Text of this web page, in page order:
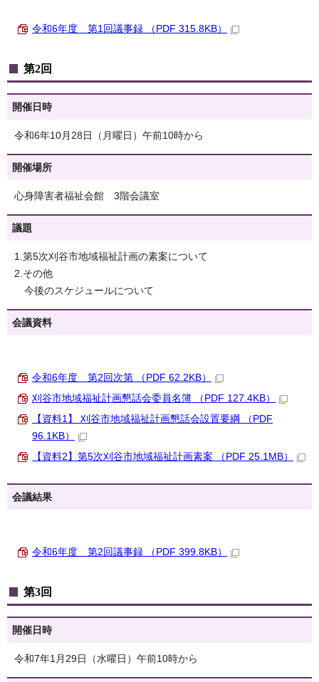
令和6年度 第1回議事録 （PDF 315.8KB）
第2回
開催日時
令和6年10月28日（月曜日）午前10時から
開催場所
心身障害者福祉会館 3階会議室
議題
1.第5次刈谷市地域福祉計画の素案について
2.その他
今後のスケジュールについて
会議資料
令和6年度 第2回次第 （PDF 62.2KB）
刈谷市地域福祉計画懇話会委員名簿 （PDF 127.4KB）
【資料1】 刈谷市地域福祉計画懇話会設置要綱 （PDF
96.1KB）
【資料2】第5次刈谷市地域福祉計画素案 （PDF 25.1MB）
会議結果
令和6年度 第2回議事録 （PDF 399.8KB）
第3回
開催日時
令和7年1月29日（水曜日）午前10時から